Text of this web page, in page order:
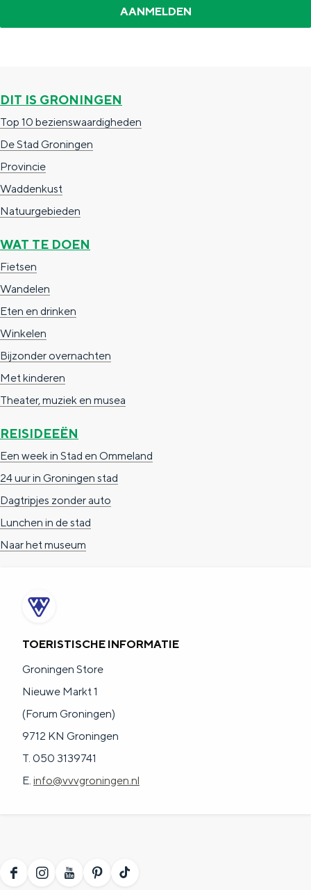
DIT IS GRONINGEN
Top 10 bezienswaardigheden
De Stad Groningen
Provincie
Waddenkust
Natuurgebieden
WAT TE DOEN
Fietsen
Wandelen
Eten en drinken
Winkelen
Bijzonder overnachten
Met kinderen
Theater, muziek en musea
REISIDEEËN
Een week in Stad en Ommeland
24 uur in Groningen stad
Dagtripjes zonder auto
Lunchen in de stad
Naar het museum
TOERISTISCHE INFORMATIE
Groningen Store
Nieuwe Markt 1
(Forum Groningen)
9712 KN Groningen
T. 050 3139741
E. info@vvvgroningen.nl
F I Y T